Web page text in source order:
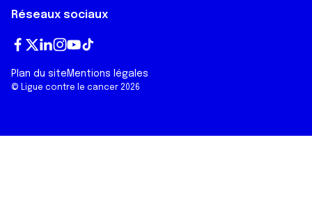
Réseaux sociaux
ce
bo
wi
tt
ke
dI
st
ag
ut
ub
To
k
© Ligue contre le cancer 2026
Plan du site Mentions légales